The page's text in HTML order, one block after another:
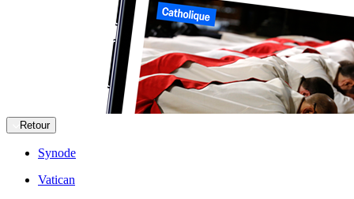
Retour
Synode
Vatican